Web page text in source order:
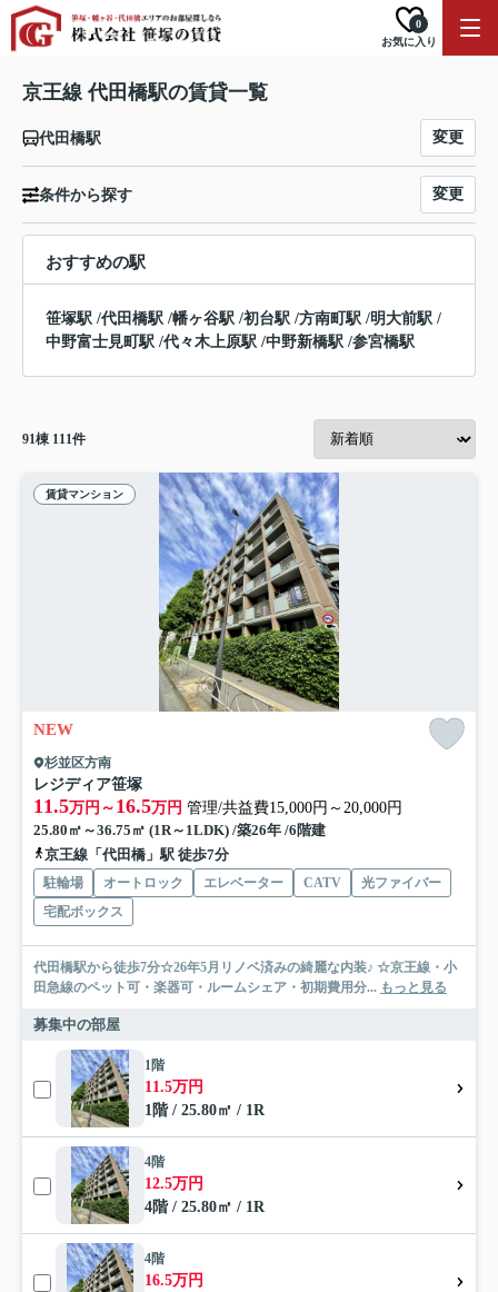
お気に入り
0
京王線 代田橋駅の賃貸一覧
代田橋駅 変更
条件から探す 変更
おすすめの駅
笹塚駅 /代田橋駅 /幡ヶ谷駅 /初台駅 /方南町駅 /明大前駅 /
中野富士見町駅 /代々木上原駅 /中野新橋駅 /参宮橋駅
91棟 111件
賃貸マンション
NEW
杉並区方南
レジディア笹塚
11.5万円～ 16.5万円 管理/共益費15,000円～20,000円
25.80㎡～36.75㎡ (1R～1LDK) /築26年 /6階建
京王線「代田橋」駅 徒歩7分
駐輪場 オートロック エレベーター CATV
光ファイバー
宅配ボックス
代田橋駅から徒歩7分☆26年5月リノベ済みの綺麗な内装♪ ☆京王線・小
田急線のペット可・楽器可・ルームシェア・初期費用分... もっと見る
募集中の部屋
1階
11.5万円
1階 / 25.80㎡ / 1R
4階
12.5万円
4階 / 25.80㎡ / 1R
4階
16.5万円